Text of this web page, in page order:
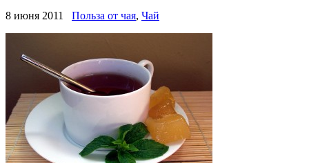
8 июня 2011 Польза от чая, Чай